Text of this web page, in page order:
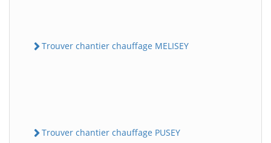
Trouver chantier chauffage MELISEY
Trouver chantier chauffage PUSEY